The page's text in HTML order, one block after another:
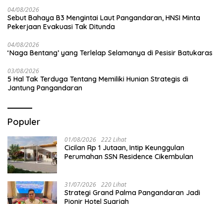
04/08/2026
Sebut Bahaya B3 Mengintai Laut Pangandaran, HNSI Minta
Pekerjaan Evakuasi Tak Ditunda
04/08/2026
‘Naga Bentang’ yang Terlelap Selamanya di Pesisir Batukaras
03/08/2026
5 Hal Tak Terduga Tentang Memiliki Hunian Strategis di
Jantung Pangandaran
Populer
01/08/2026 222 Lihat
Cicilan Rp 1 Jutaan, Intip Keunggulan
Perumahan SSN Residence Cikembulan
31/07/2026 220 Lihat
Strategi Grand Palma Pangandaran Jadi
Pionir Hotel Syariah